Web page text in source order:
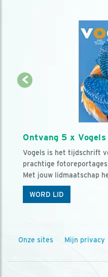
Ontvang 5 x
Vogels is het tijdschrift
prachtige
Met jouw lidmaatschap
WORD LID
Onze sites Mijn privacy